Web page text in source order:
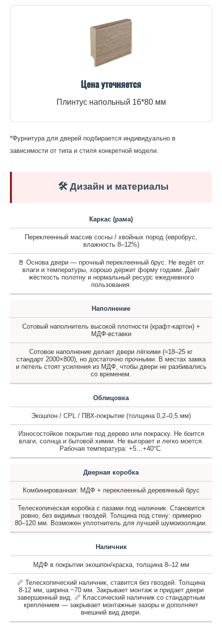
Цена уточняется
Плинтус напольный 16*80 мм
*Фурнитура для дверей подбирается индивидуально в
зависимости от типа и стиля конкретной модели.
🛠️ Дизайн и материалы
Каркас (рама)
Переклеенный массив сосны / хвойных пород (евробрус,
влажность 8–12%)
🚪 Основа двери — прочный переклеенный брус. Не ведёт от
влаги и температуры, хорошо держит форму годами. Даёт
жёсткость полотну и нормальный ресурс ежедневного
пользования.
Наполнение
Сотовый наполнитель высокой плотности (крафт-картон) +
МДФ-вставки
Сотовое наполнение делает двери лёгкими (≈18–25 кг
стандарт 2000×800), но достаточно прочными. В местах замка
и петель стоят усиления из МДФ, чтобы двери не разбивались
со временем.
Облицовка
Экошпон / CPL / ПВХ-покрытие (толщина 0,2–0,5 мм)
Износостойкое покрытие под дерево или покраску. Не боится
влаги, солнца и бытовой химии. Не выгорает и легко моется.
Рабочая температура: +5…+40°C.
Дверная коробка
Комбинированная: МДФ + переклеенный деревянный брус
Телескопическая коробка с пазами под наличник. Становится
ровно, без видимых гвоздей. Толщина под стену: примерно
80–120 мм. Возможен уплотнитель для лучшей шумоизоляции.
Наличник
МДФ в покрытии экошпон/краска, толщина 8–12 мм
📏 Телескопический наличник, ставится без гвоздей. Толщина
8-12 мм, ширина ~70 мм. Закрывает монтаж и придает двери
завершенный вид. 📏 Классический наличник со стандартным
креплением — закрывает монтажные зазоры и дополняет
внешний вид двери.